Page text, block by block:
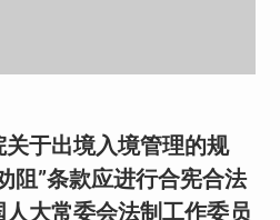
于出境入境管理的规
阻”条款应进行合宪合法
大常委会法制工作委员